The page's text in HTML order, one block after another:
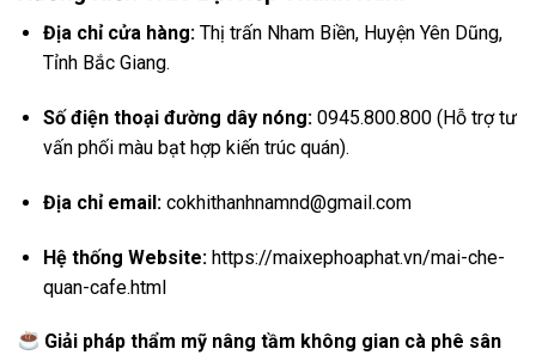
Địa chỉ cửa hàng:Thị trấn Nham Biền, Huyện Yên Dũng,
Tỉnh Bắc Giang.
Số điện thoại đường dây nóng:0945.800.800 (Hỗ trợ tư
vấn phối màu bạt hợp kiến trúc quán).
Địa chỉ email:cokhithanhnamnd@gmail.com
Hệ thống Website:https://maixephoaphat.vn/mai-che-
quan-cafe.html
Giải pháp thẩm mỹ nâng tầm không gian cà phê sân